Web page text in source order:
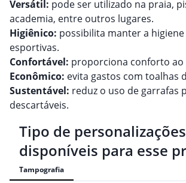
Versátil: pode ser utilizado na praia,
academia, entre outros lugares.
Higiênico: possibilita manter a
esportivas.
Confortável: proporciona conforto ao
Econômico: evita gastos com toalhas
Sustentável: reduz o uso de garrafas
descartáveis.
Tipo de personalizações
disponíveis para esse
Tampografia